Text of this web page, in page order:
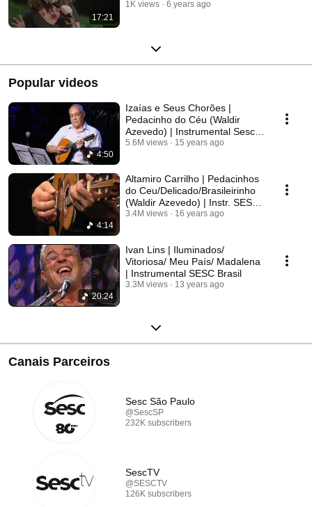
17:21
1K views
6 years ago
Popular videos
4:50
Izaías e Seus Chorões |
Pedacinho do Céu (Waldir
Azevedo) | Instrumental Sesc
Brasil
5.6M views 15 years ago
4:14
Altamiro Carrilho | Pedacinhos
do Ceu/Delicado/Brasileirinho
(Waldir Azevedo) | Instr. SESC
Brasil
3.4M views 16 years ago
20:24
Ivan Lins | Iluminados/
Vitoriosa/ Meu País/ Madalena
| Instrumental SESC Brasil
3.3M views 13 years ago
Canais Parceiros
Sesc São Paulo
@SescSP
232K subscribers
SescTV
@SESCTV
126K subscribers